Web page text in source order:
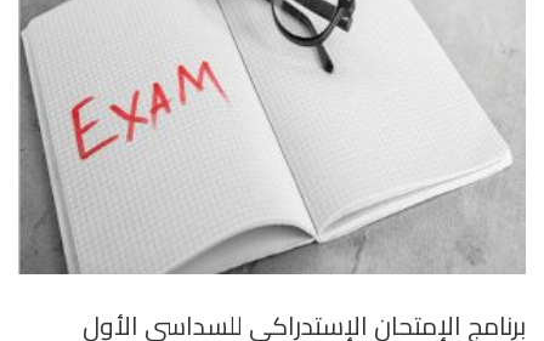
برنامج اﻹمتحان اﻹستدراكي للسداسي اﻷول